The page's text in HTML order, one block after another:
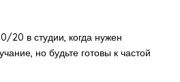
20 в студии, когда нужен
но будьте готовы к частой